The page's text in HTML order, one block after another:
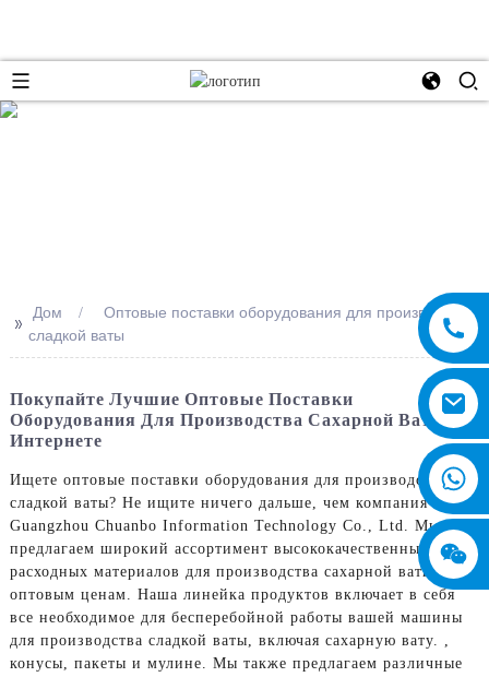
>> Дом
Оптовые поставки оборудования для производства
сладкой ваты
Покупайте Лучшие Оптовые Поставки
Оборудования Для Производства Сахарной Ваты В
Интернете
Ищете оптовые поставки оборудования для производства
сладкой ваты? Не ищите ничего дальше, чем компания
Guangzhou Chuanbo Information Technology Co., Ltd. Мы
предлагаем широкий ассортимент высококачественных
расходных материалов для производства сахарной ваты по
оптовым ценам. Наша линейка продуктов включает в себя
все необходимое для бесперебойной работы вашей машины
для производства сладкой ваты, включая сахарную вату. ,
конусы, пакеты и мулине. Мы также предлагаем различные